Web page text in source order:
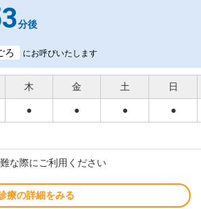
分後
ろ にお呼びいたします
木 金 土 日
● ● ● ●
な際にご利用ください
療の詳細をみる